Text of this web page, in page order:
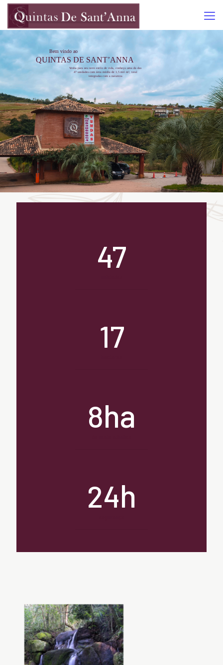
Bem vindo ao
QUINTAS DE SANT’ANNA
Venha para seu novo estilo de vida, conheça uma da das
47 unidades com área média de 1,5 mil m², total
integradas com a natureza
47
17
8ha
24h